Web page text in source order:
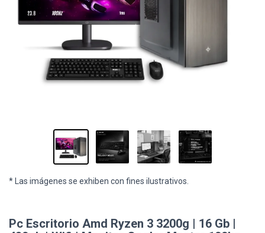
* Las imágenes se exhiben con fines ilustrativos.
Pc Escritorio Amd Ryzen 3 3200g | 16 Gb |